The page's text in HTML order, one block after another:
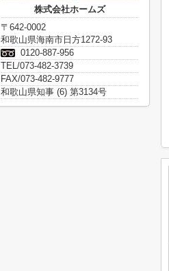
株式会社ホームズ
〒642-0002
和歌山県海南市日方1272-93
0120-887-956
TEL/073-482-3739
FAX/073-482-9777
和歌山県知事 (6) 第3134号